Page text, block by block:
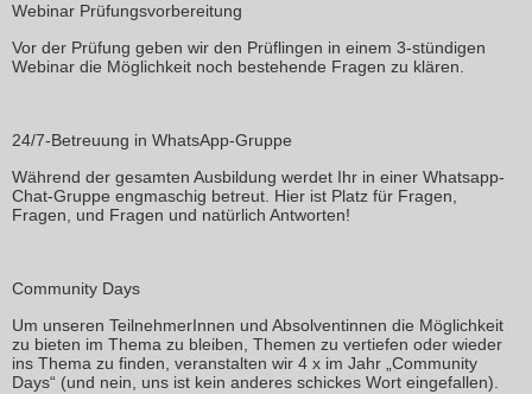
Webinar Prüfungsvorbereitung
Vor der Prüfung geben wir den Prüflingen in einem 3-stündigen
Webinar die Möglichkeit noch bestehende Fragen zu klären.
24/7-Betreuung in WhatsApp-Gruppe
Während der gesamten Ausbildung werdet Ihr in einer Whatsapp-
Chat-Gruppe engmaschig betreut. Hier ist Platz für Fragen,
Fragen, und Fragen und natürlich Antworten!
Community Days
Um unseren TeilnehmerInnen und Absolventinnen die Möglichkeit
zu bieten im Thema zu bleiben, Themen zu vertiefen oder wieder
ins Thema zu finden, veranstalten wir 4 x im Jahr „Community
Days“ (und nein, uns ist kein anderes schickes Wort eingefallen).